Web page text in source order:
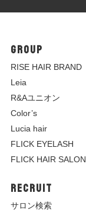
GROUP
RISE HAIR BRAND
Leia
R&Aユニオン
Color’s
Lucia hair
FLICK EYELASH
FLICK HAIR SALON
RECRUIT
サロン検索